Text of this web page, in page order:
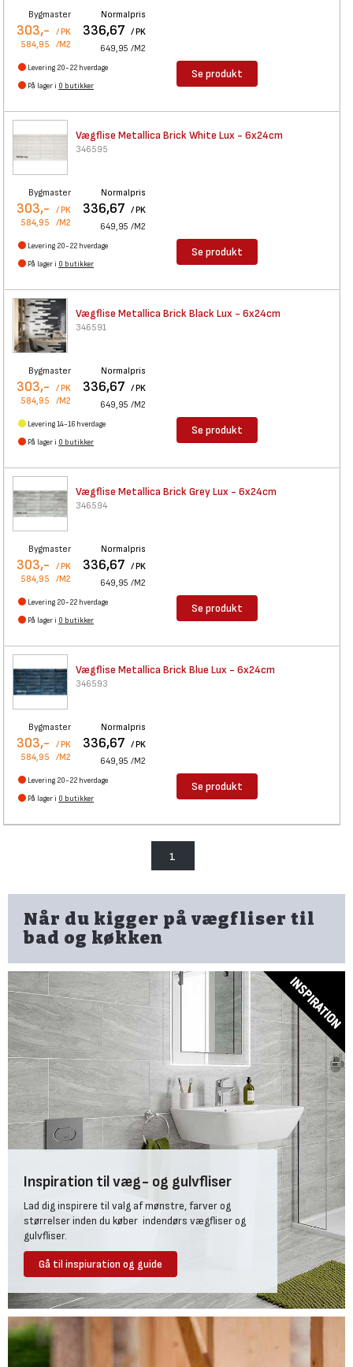
Bygmaster
303,- / PK
584,95 /M2
Normalpris
336,67 / PK
649,95 /M2
Levering 20-22 hverdage
På lager i 0 butikker
Se produkt
Vægflise Metallica Brick White Lux - 6x24cm
346595
Bygmaster
303,- / PK
584,95 /M2
Normalpris
336,67 / PK
649,95 /M2
Levering 20-22 hverdage
På lager i 0 butikker
Se produkt
Vægflise Metallica Brick BlackLux - 6x24cm
346591
Bygmaster
303,- / PK
584,95 /M2
Normalpris
336,67 / PK
649,95 /M2
Levering 14-16 hverdage
På lager i 0 butikker
Se produkt
Vægflise Metallica Brick GreyLux - 6x24cm
346594
Bygmaster
303,- / PK
584,95 /M2
Normalpris
336,67 / PK
649,95 /M2
Levering 20-22 hverdage
På lager i 0 butikker
Se produkt
Vægflise Metallica Brick Blue Lux - 6x24cm
346593
Bygmaster
303,- / PK
584,95 /M2
Normalpris
336,67 / PK
649,95 /M2
Levering 20-22 hverdage
På lager i 0 butikker
Se produkt
1
Når du kigger på vægfliser til
bad og køkken
Inspiration til væg- og gulvfliser
Lad dig inspirere til valg af mønstre, farver og
størrelser inden du køber indendørs vægfliser og
gulvfliser.
Gå til inspiuration og guide